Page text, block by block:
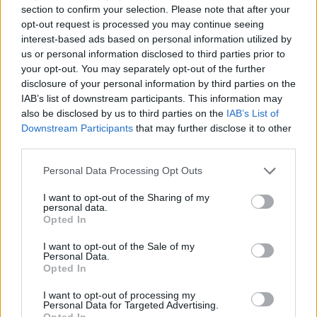
section to confirm your selection. Please note that after your
opt-out request is processed you may continue seeing
interest-based ads based on personal information utilized by
us or personal information disclosed to third parties prior to
your opt-out. You may separately opt-out of the further
disclosure of your personal information by third parties on the
IAB’s list of downstream participants. This information may
also be disclosed by us to third parties on the IAB’s List of
Downstream Participants that may further disclose it to other
Please note that this website/app uses one or more Google
not limited to your visit or usage behaviour. You may click to
grant or deny consent to Google and its third-party tags to
use your data for below specified purposes in below Google
consent section.
Personal Data Processing Opt Outs
I want to opt-out of the Sharing of my
personal data.
Opted In
I want to opt-out of the Sale of my
Personal Data.
Opted In
I want to opt-out of processing my
Personal Data for Targeted Advertising.
elképzelést, hogy a mezolitikus vadászó-gyűjtögető
csoportok kiterjedt hálózatokkal rendelkezhettek, nem
pedig elszigetelt csoportokban éltek” – mutattak rá a
régészek, hozzátéve, hogy
mivel az ásatás még folyamatban van, így
várhatóan további izgalmas leletekkel
szolgálhat, különösen a jelenleg is vizsgált
temető kapcsán, amelyet az ásatási
területtől keletre fedeztek fel.
A régészeti feltárások során további, későbbi időszakokból
származó, egyedi leletek is előkerültek, amelyek az emberi
tevékenységről tanúskodnak. Ilyenek többek között a
neolitikum és a bronzkor tárgyi emlékei. A szakemberek
egyrészt a későbbi időszakok évszázados